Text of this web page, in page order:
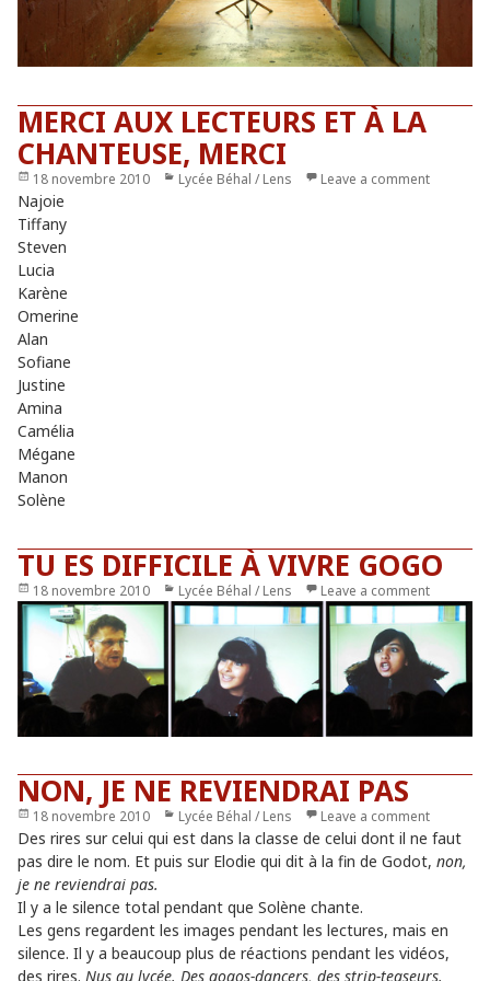
MERCI AUX LECTEURS ET À LA
CHANTEUSE, MERCI
Publié
le
18 novembre 2010 Catégories
Lycée Béhal / Lens Leave a comment
Najoie
Tiffany
Steven
Lucia
Karène
Omerine
Alan
Sofiane
Justine
Amina
Camélia
Mégane
Manon
Solène
TU ES DIFFICILE À VIVRE GOGO
Publié
le
18 novembre 2010 Catégories
Lycée Béhal / Lens Leave a comment
NON, JE NE REVIENDRAI PAS
Publié
le
18 novembre 2010 Catégories
Lycée Béhal / Lens Leave a comment
Des rires sur celui qui est dans la classe de celui dont il ne faut
pas dire le nom. Et puis sur Elodie qui dit à la fin de Godot, non,
je ne reviendrai pas.
Il y a le silence total pendant que Solène chante.
Les gens regardent les images pendant les lectures, mais en
silence. Il y a beaucoup plus de réactions pendant les vidéos,
des rires. Nus au lycée. Des gogos-dancers, des strip-teaseurs.